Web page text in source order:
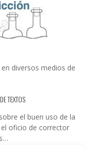
diversos medios de
TEXTOS
el buen uso de la
oficio de corrector